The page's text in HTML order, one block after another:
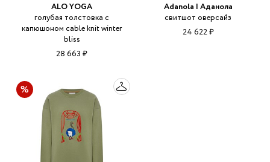
ALO YOGA
голубая толстовка с
капюшоном cable knit winter
bliss
28 663 ₽
Adanola | Аданола
свитшот оверсайз
24 622 ₽